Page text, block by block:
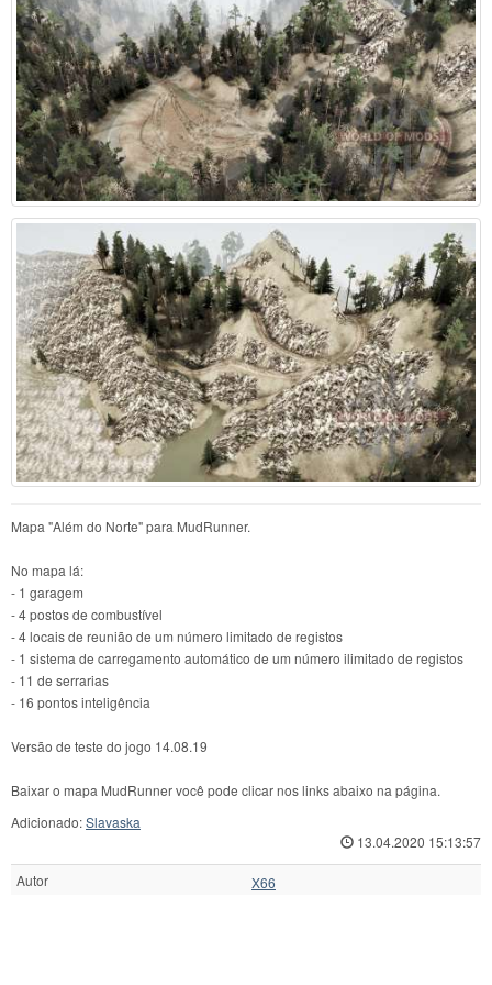
Mapa "Além do Norte" para MudRunner.
No mapa lá:
- 1 garagem
- 4 postos de combustível
- 4 locais de reunião de um número limitado de registos
- 1 sistema de carregamento automático de um número ilimitado de registos
- 11 de serrarias
- 16 pontos inteligência
Versão de teste do jogo 14.08.19
Baixar o mapa MudRunner você pode clicar nos links abaixo na página.
Adicionado:Slavaska
13.04.2020 15:13:57
Autor X66